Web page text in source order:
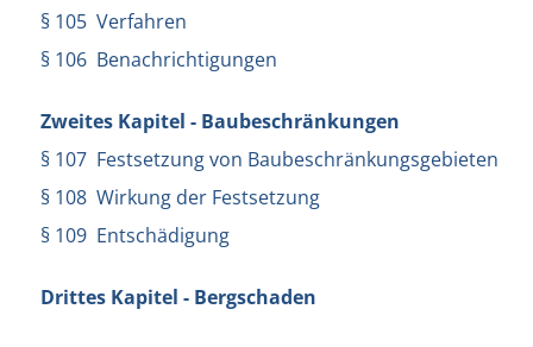
§ 105 Verfahren
§ 106 Benachrichtigungen
Zweites Kapitel - Baubeschränkungen
§ 107 Festsetzung von Baubeschränkungsgebieten
§ 108 Wirkung der Festsetzung
§ 109 Entschädigung
Drittes Kapitel - Bergschaden